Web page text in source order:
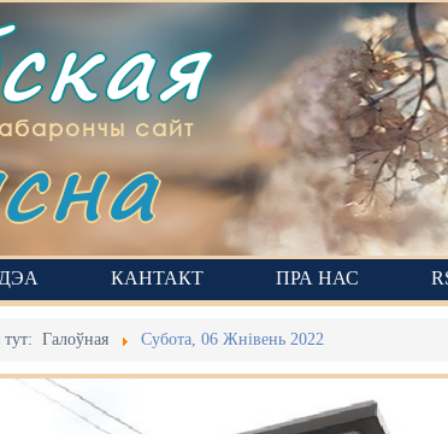
сайт
КАНТАКТ ПРА НАС
тут:Галоўная Субота, 06 Жнівень 2022